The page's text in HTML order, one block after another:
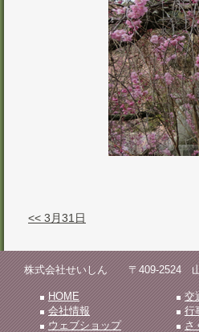
<< 3月31日
株式会社せいしん 〒409-2524 山
HOME 交
会社情報
行
ウェブショップ
さ